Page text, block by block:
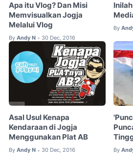
Apa itu Vlog? Dan Misi
Memvisualkan Jogja
Melalui Vlog
By Andy N • 30 Dec, 2016
By
Asal Usul Kenapa
Kendaraan di Jogja
Menggunakan Plat AB
By Andy N • 30 Dec, 2016 By